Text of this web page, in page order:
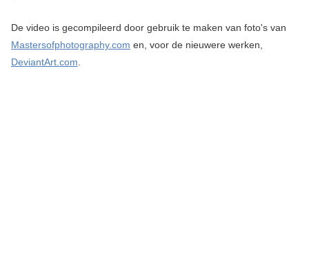
De video is gecompileerd door gebruik te maken van foto's van
Mastersofphotography.com en, voor de nieuwere werken,
DeviantArt.com.